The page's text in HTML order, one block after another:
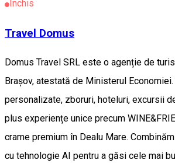
Închis
Travel Domus
Domus Travel SRL este o agenție de
Brașov, atestată de Ministerul
personalizate, zboruri, hoteluri, excursii
plus experiențe unice precum
crame premium în Dealu Mare.
cu tehnologie AI pentru a găsi cele mai